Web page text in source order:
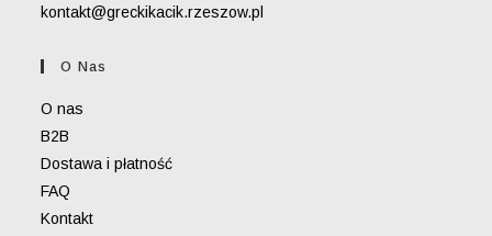
kontakt@greckikacik.rzeszow.pl
O Nas
O nas
B2B
Dostawa i płatność
FAQ
Kontakt